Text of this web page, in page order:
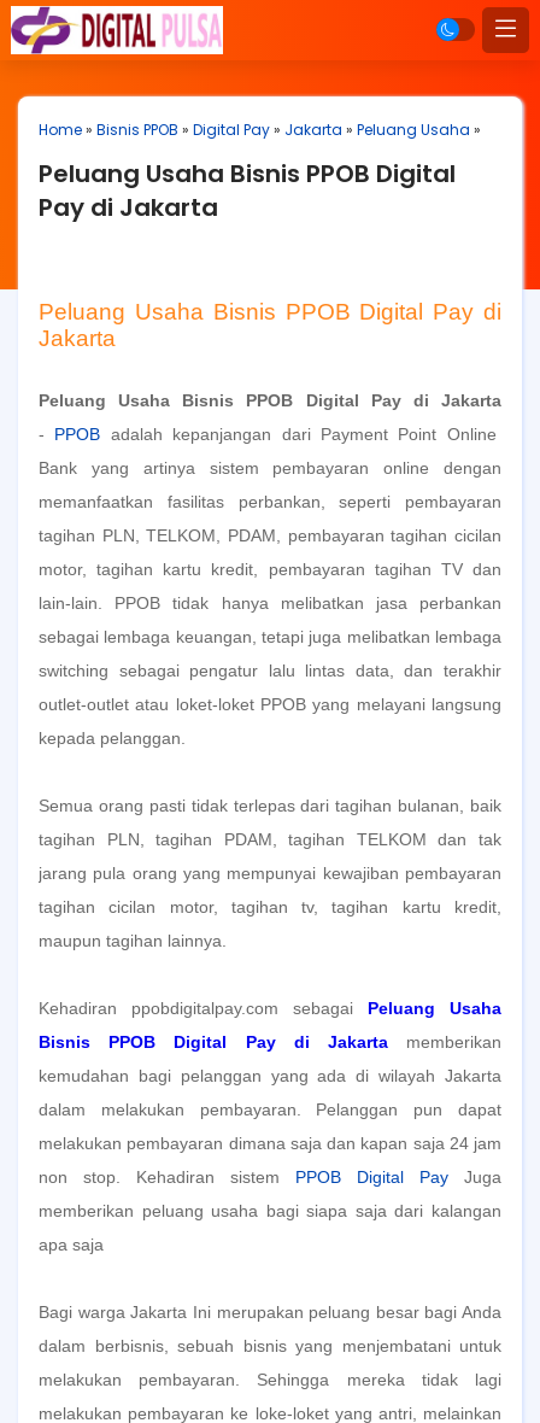
Home» Bisnis PPOB » Digital Pay» Jakarta » Peluang Usaha »
Peluang Usaha Bisnis PPOB Digital
Pay di Jakarta
Peluang Usaha Bisnis PPOB Digital Pay di
Jakarta
Peluang Usaha Bisnis PPOB Digital Pay di Jakarta
- PPOB adalah kepanjangan dari Payment Point Online
Bank yang artinya sistem pembayaran online dengan
memanfaatkan fasilitas perbankan, seperti pembayaran
tagihan PLN, TELKOM, PDAM, pembayaran tagihan cicilan
motor, tagihan kartu kredit, pembayaran tagihan TV dan
lain-lain. PPOB tidak hanya melibatkan jasa perbankan
sebagai lembaga keuangan, tetapi juga melibatkan lembaga
switching sebagai pengatur lalu lintas data, dan terakhir
outlet-outlet atau loket-loket PPOB yang melayani langsung
kepada pelanggan.
Semua orang pasti tidak terlepas dari tagihan bulanan, baik
tagihan PLN, tagihan PDAM, tagihan TELKOM dan tak
jarang pula orang yang mempunyai kewajiban pembayaran
tagihan cicilan motor, tagihan tv, tagihan kartu kredit,
maupun tagihan lainnya.
Kehadiran ppobdigitalpay.com sebagai Peluang Usaha
Bisnis PPOB Digital Pay di Jakarta memberikan
kemudahan bagi pelanggan yang ada di wilayah Jakarta
dalam melakukan pembayaran. Pelanggan pun dapat
melakukan pembayaran dimana saja dan kapan saja 24 jam
non stop. Kehadiran sistem PPOB Digital Pay Juga
memberikan peluang usaha bagi siapa saja dari kalangan
apa saja
Bagi warga Jakarta Ini merupakan peluang besar bagi Anda
dalam berbisnis, sebuah bisnis yang menjembatani untuk
melakukan pembayaran. Sehingga mereka tidak lagi
melakukan pembayaran ke loke-loket yang antri, melainkan